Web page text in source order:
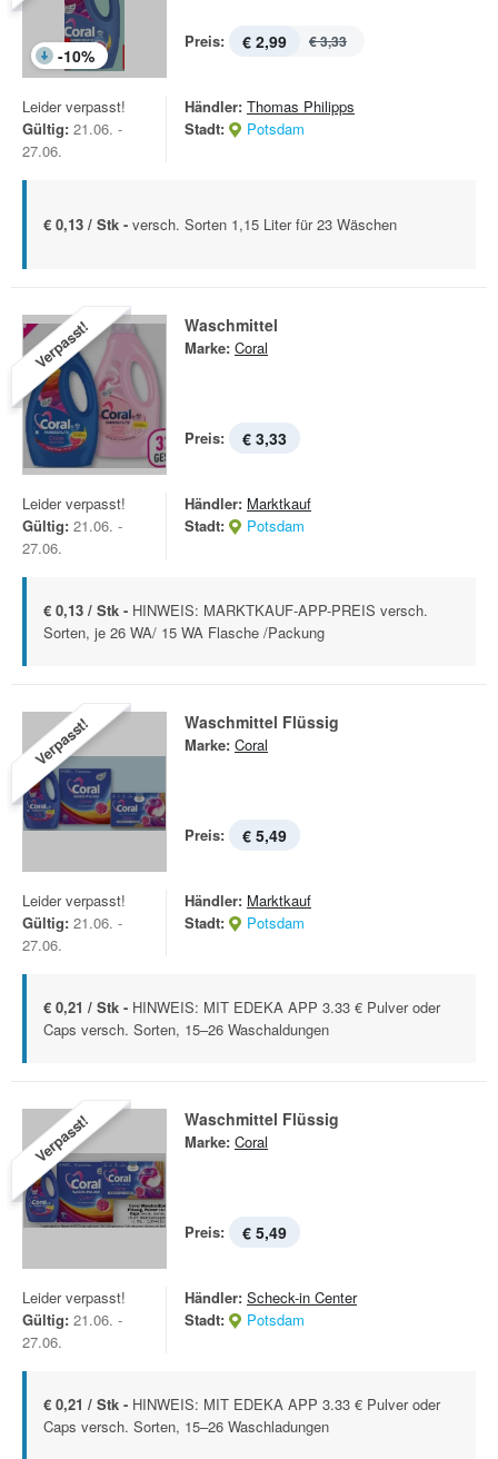
-10%
Preis: € 2,99 € 3,33
Leider verpasst!
Gültig: 21.06. -
27.06.
Händler: Thomas Philipps
Stadt:
Potsdam
€ 0,13 / Stk - versch. Sorten 1,15 Liter für 23 Wäschen
Verpasst! Waschmittel
Marke: Coral
Preis: € 3,33
Leider verpasst!
Gültig: 21.06. -
27.06.
Händler: Marktkauf
Stadt:
Potsdam
€ 0,13 / Stk - HINWEIS: MARKTKAUF-APP-PREIS versch.
Sorten, je 26 WA/ 15 WA Flasche /Packung
Verpasst! Waschmittel Flüssig
Marke: Coral
Preis: € 5,49
Leider verpasst!
Gültig: 21.06. -
27.06.
Händler: Marktkauf
Stadt:
Potsdam
€ 0,21 / Stk - HINWEIS: MIT EDEKA APP 3.33 € Pulver oder
Caps versch. Sorten, 15–26 Waschaldungen
Verpasst! Waschmittel Flüssig
Marke: Coral
Preis: € 5,49
Leider verpasst!
Gültig: 21.06. -
27.06.
Händler: Scheck-in Center
Stadt:
Potsdam
€ 0,21 / Stk - HINWEIS: MIT EDEKA APP 3.33 € Pulver oder
Caps versch. Sorten, 15–26 Waschladungen